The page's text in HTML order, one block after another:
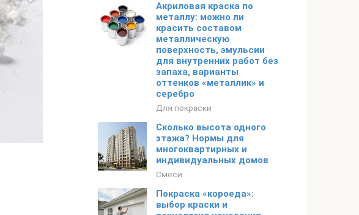
Акриловая краска по
металлу: можно ли
красить составом
металлическую
поверхность, эмульсии
для внутренних работ без
запаха, варианты
оттенков «металлик» и
серебро
Для покраски
Сколько высота одного
этажа? Нормы для
многоквартирных и
индивидуальных домов
Смеси
Покраска «короеда»:
выбор краски и